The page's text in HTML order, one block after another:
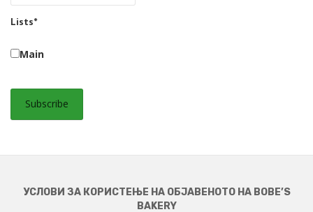
Lists*
Main
УСЛОВИ ЗА КОРИСТЕЊЕ НА ОБЈАВЕНОТО НА BOBE’S
BAKERY